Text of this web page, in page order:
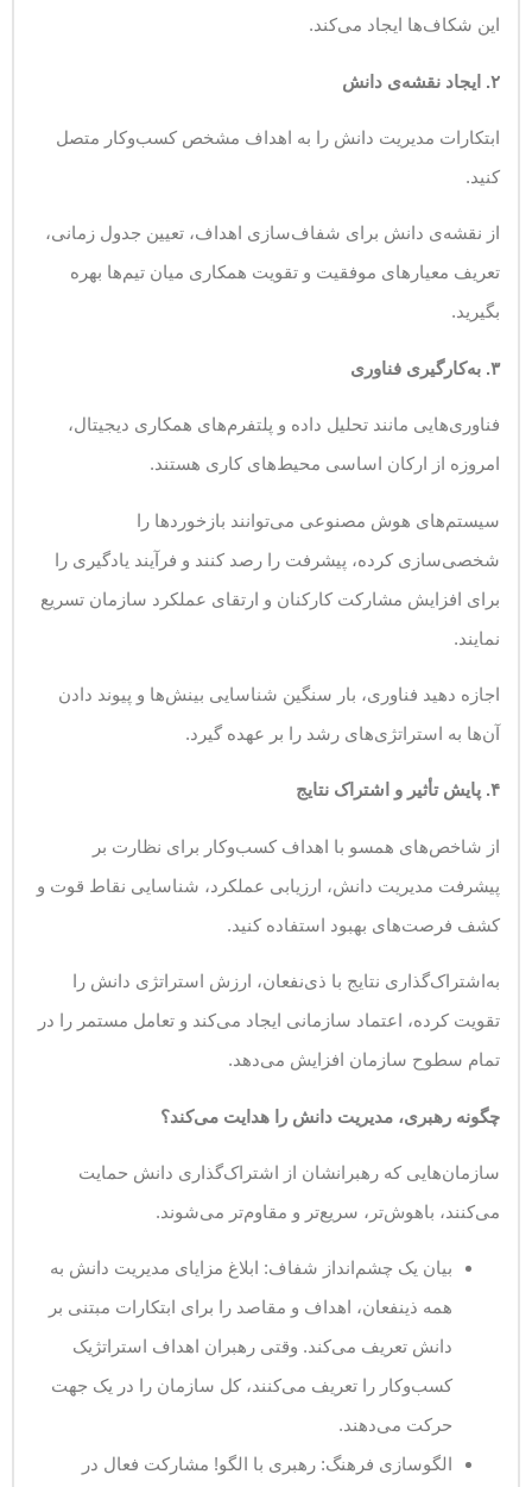
این شکاف‌ها ایجاد می‌کند.
۲. ایجاد نقشه‌ی دانش
ابتکارات مدیریت دانش را به اهداف مشخص کسب‌وکار متصل
کنید.
از نقشه‌ی دانش برای شفاف‌سازی اهداف، تعیین جدول زمانی،
تعریف معیارهای موفقیت و تقویت همکاری میان تیم‌ها بهره
بگیرید.
۳. به‌کارگیری فناوری
فناوری‌هایی مانند تحلیل داده و پلتفرم‌های همکاری دیجیتال،
امروزه از ارکان اساسی محیط‌های کاری هستند.
سیستم‌های هوش مصنوعی می‌توانند بازخوردها را
شخصی‌سازی کرده، پیشرفت را رصد کنند و فرآیند یادگیری را
برای افزایش مشارکت کارکنان و ارتقای عملکرد سازمان تسریع
نمایند.
اجازه دهید فناوری، بار سنگین شناسایی بینش‌ها و پیوند دادن
آن‌ها به استراتژی‌های رشد را بر عهده گیرد.
۴. پایش تأثیر و اشتراک نتایج
از شاخص‌های همسو با اهداف کسب‌وکار برای نظارت بر
پیشرفت مدیریت دانش، ارزیابی عملکرد، شناسایی نقاط قوت و
کشف فرصت‌های بهبود استفاده کنید.
به‌اشتراک‌گذاری نتایج با ذی‌نفعان، ارزش استراتژی دانش را
تقویت کرده، اعتماد سازمانی ایجاد می‌کند و تعامل مستمر را در
تمام سطوح سازمان افزایش می‌دهد.
چگونه رهبری، مدیریت دانش را هدایت می‌کند؟
سازمان‌هایی که رهبرانشان از اشتراک‌گذاری دانش حمایت
می‌کنند، باهوش‌تر، سریع‌تر و مقاوم‌تر می‌شوند.
بیان یک چشم‌انداز شفاف: ابلاغ مزایای مدیریت دانش به
همه ذینفعان، اهداف و مقاصد را برای ابتکارات مبتنی بر
دانش تعریف می‌کند. وقتی رهبران اهداف استراتژیک
کسب‌وکار را تعریف می‌کنند، کل سازمان را در یک جهت
حرکت می‌دهند.
الگوسازی فرهنگ: رهبری با الگو! مشارکت فعال در